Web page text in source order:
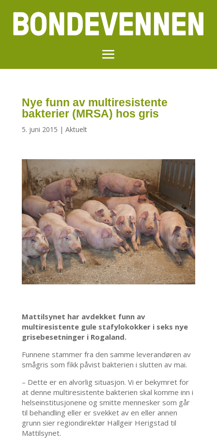
Nye funn av multiresistente
bakterier (MRSA) hos gris
5. juni 2015 | Aktuelt
Mattilsynet har avdekket funn av
multiresistente gule stafylokokker i seks nye
grisebesetninger i Rogaland.
Funnene stammer fra den samme leverandøren av
smågris som fikk påvist bakterien i slutten av mai.
– Dette er en alvorlig situasjon. Vi er bekymret for
at denne multiresistente bakterien skal komme inn i
helseinstitusjonene og smitte mennesker som går
til behandling eller er svekket av en eller annen
grunn sier regiondirektør Hallgeir Herigstad til
Mattilsynet.